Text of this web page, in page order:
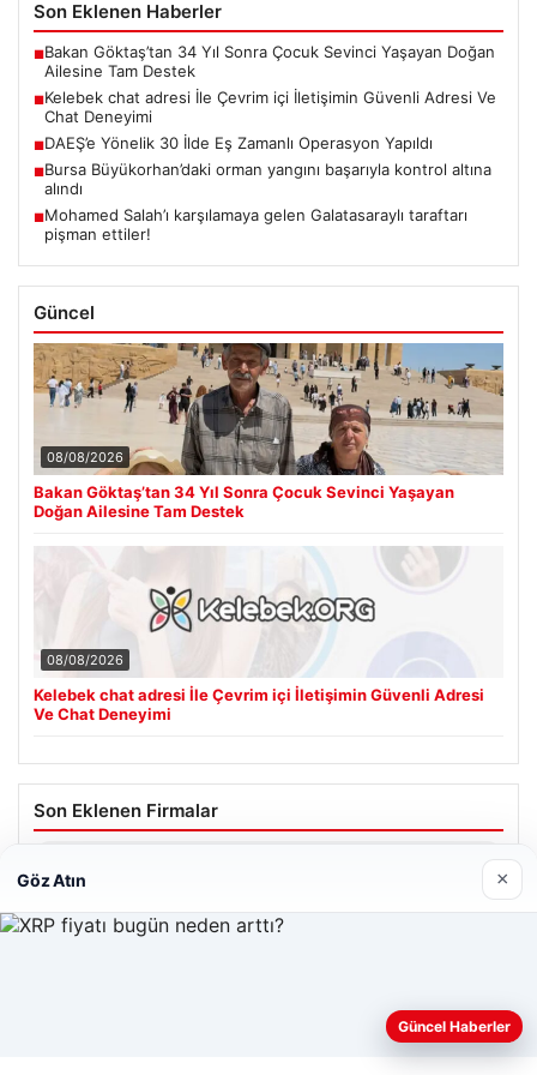
Son Eklenen Haberler
■Bakan Göktaş’tan 34 Yıl Sonra Çocuk Sevinci Yaşayan Doğan
Ailesine Tam Destek
■Kelebek chat adresi İle Çevrim içi İletişimin Güvenli Adresi Ve
Chat Deneyimi
■DAEŞ’e Yönelik 30 İlde Eş Zamanlı Operasyon Yapıldı
■Bursa Büyükorhan’daki orman yangını başarıyla kontrol altına
alındı
■Mohamed Salah’ı karşılamaya gelen Galatasaraylı taraftarı
pişman ettiler!
Güncel
08/08/2026
Bakan Göktaş’tan 34 Yıl Sonra Çocuk Sevinci Yaşayan
Doğan Ailesine Tam Destek
08/08/2026
Kelebek chat adresi İle Çevrim içi İletişimin Güvenli Adresi
Ve Chat Deneyimi
Son Eklenen Firmalar
Hastaş Beton
Web sitemizi nasıl kullandığınızı daha iyi anlayabilmek,
deneyiminizi kişiselleştirmek ve geliştirmek amacıyla çerezler
Göz Atın ×
Güncel Haberler